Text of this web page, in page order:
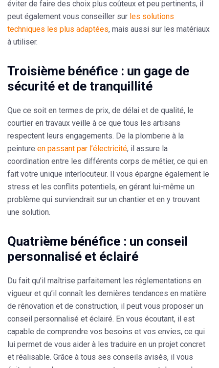
éviter de faire des choix plus coûteux et peu pertinents, il
peut également vous conseiller sur les solutions
techniques les plus adaptées, mais aussi sur les matériaux
à utiliser.
Troisième bénéfice : un gage de
sécurité et de tranquillité
Que ce soit en termes de prix, de délai et de qualité, le
courtier en travaux veille à ce que tous les artisans
respectent leurs engagements. De la plomberie à la
peinture en passant par l’électricité, il assure la
coordination entre les différents corps de métier, ce qui en
fait votre unique interlocuteur. Il vous épargne également le
stress et les conflits potentiels, en gérant lui-même un
problème qui surviendrait sur un chantier et en y trouvant
une solution.
Quatrième bénéfice : un conseil
personnalisé et éclairé
Du fait qu’il maîtrise parfaitement les réglementations en
vigueur et qu’il connaît les dernières tendances en matière
de rénovation et de construction, il peut vous proposer un
conseil personnalisé et éclairé. En vous écoutant, il est
capable de comprendre vos besoins et vos envies, ce qui
lui permet de vous aider à les traduire en un projet concret
et réalisable. Grâce à tous ses conseils avisés, il vous